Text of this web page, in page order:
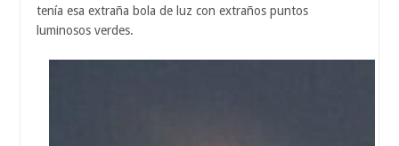
tenía esa extraña bola de luz con extraños puntos
luminosos verdes.